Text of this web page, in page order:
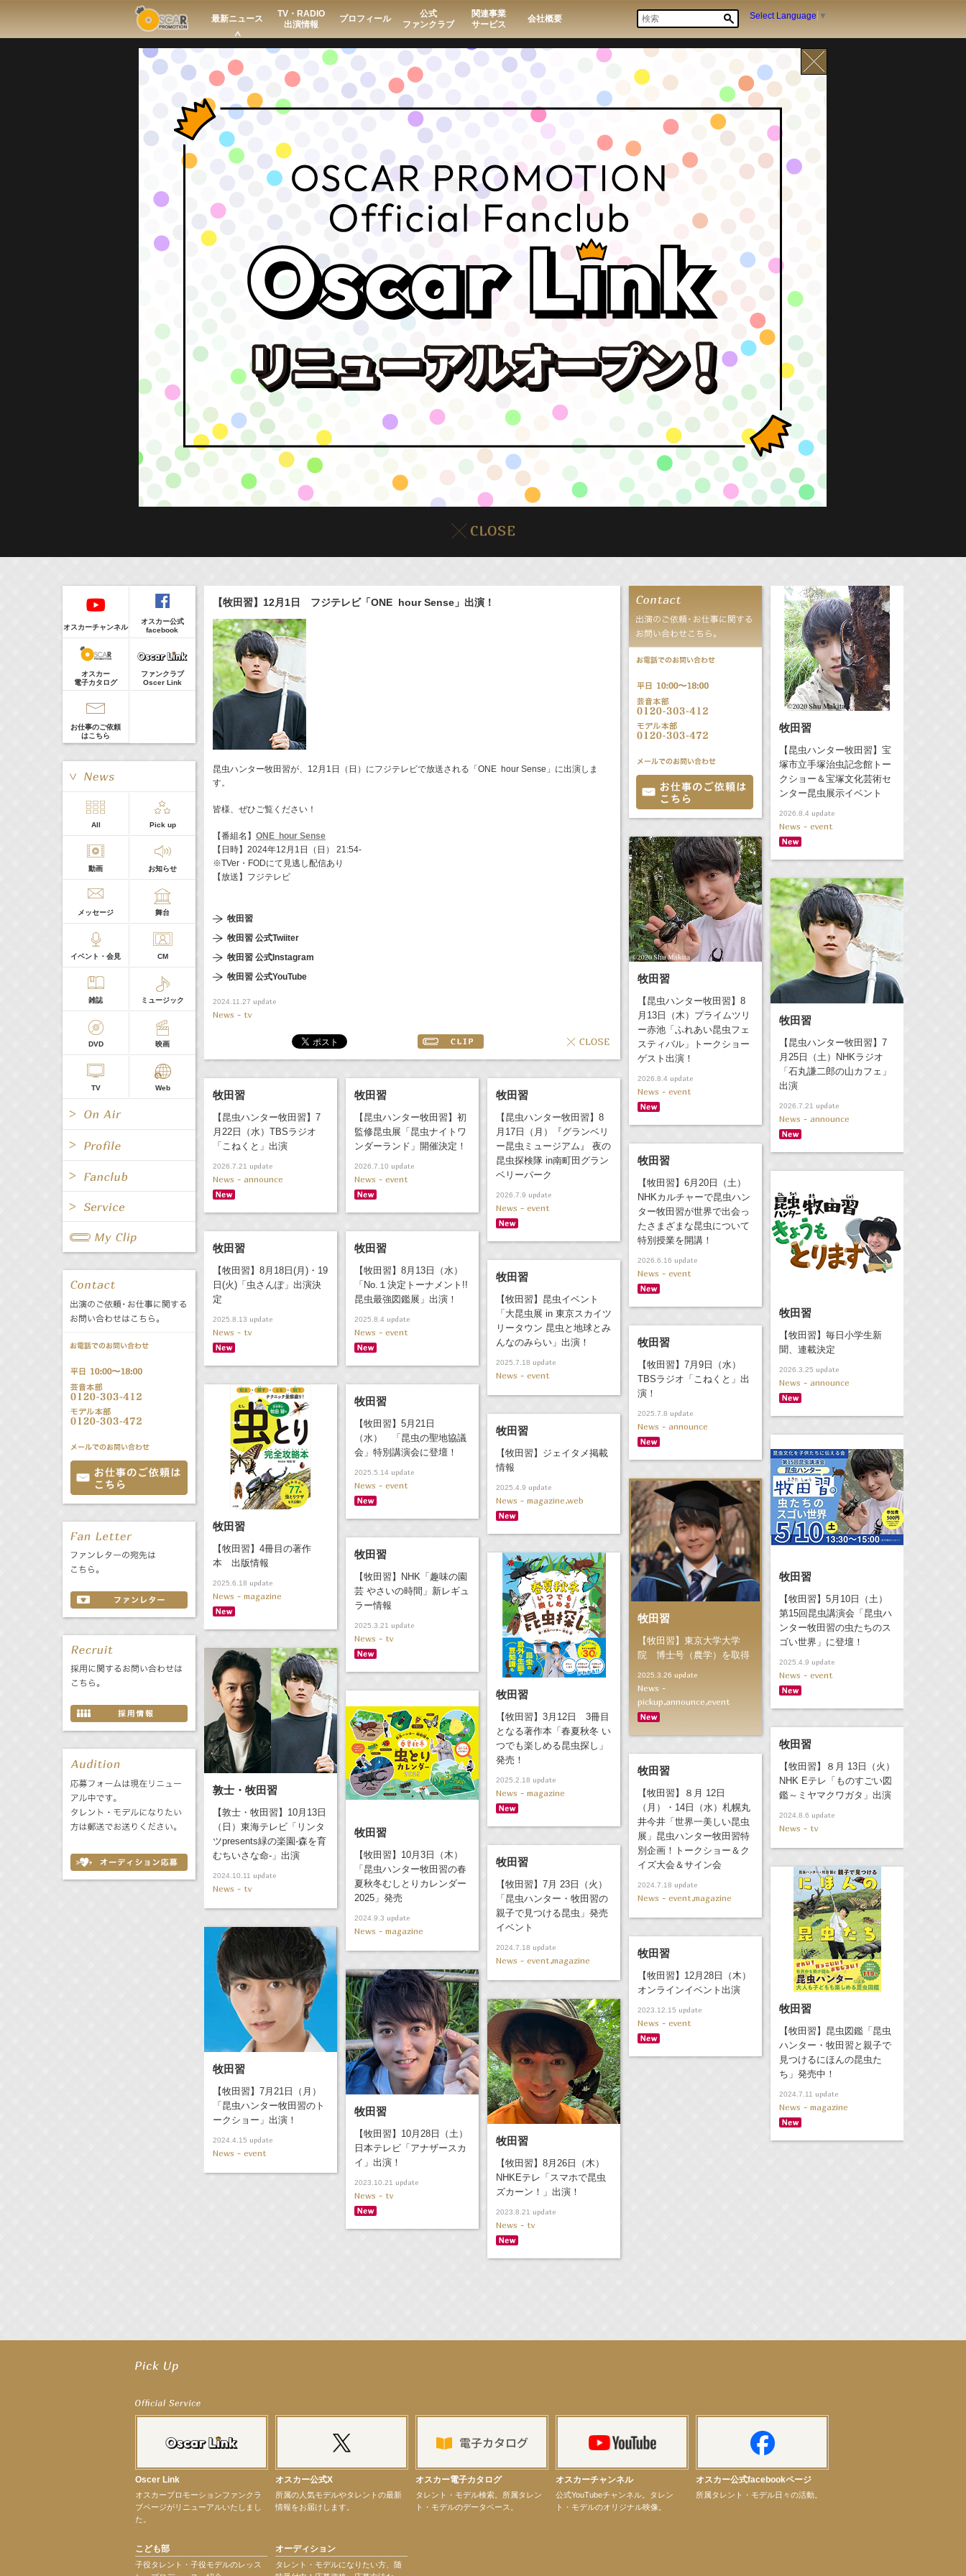
最新ニュース
TV・RADIO
出演情報
プロフィール
公式
ファンクラブ
関連事業
サービス
会社概要 Select Language ▼
8/8(Sat)
イベント
販売情報
17:55-18:00(Radio
ラジオドラマ「一建設presents おうちのはなし」
一泊家族
河北麻友子
宮﨑香蓮
藤田ニコルのニコニチ
> More
【牧田習】12月1日 フジテレビ「ONE hour Sense」出演！
昆虫ハンター牧田習が、12月1日（日）にフジテレビで放送される「ONE hour Sense」に出演しま
す。
皆様、ぜひご覧ください！
【番組名】 ONE hour Sense
【日時】2024年12月1日（日） 21:54-
※TVer・FODにて見逃し配信あり
【放送】フジテレビ
牧田習
牧田習 公式Twiiter
牧田習 公式Instagram
牧田習 公式YouTube
2024.11.27 update
News - tv
牧田習
【昆虫ハンター牧田習】宝
塚市立手塚治虫記念館トー
クショー＆宝塚文化芸術セ
ンター昆虫展示イベント
2026.8.4 update
News - event
牧田習
【昆虫ハンター牧田習】8
月13日（木）プライムツリ
ー赤池「ふれあい昆虫フェ
スティバル」トークショー
ゲスト出演！
2026.8.4 update
News - event
牧田習
【昆虫ハンター牧田習】7
月25日（土）NHKラジオ
「石丸謙二郎の山カフェ」
出演
2026.7.21 update
News - announce
牧田習
【昆虫ハンター牧田習】7
月22日（水）TBSラジオ
「こねくと」出演
2026.7.21 update
News - announce
牧田習
【昆虫ハンター牧田習】初
監修昆虫展「昆虫ナイトワ
ンダーランド」開催決定！
2026.7.10 update
News - event
牧田習
【昆虫ハンター牧田習】8
月17日（月）『グランベリ
ー昆虫ミュージアム』 夜の
昆虫探検隊 in南町田グラン
ベリーパーク
2026.7.9 update
News - event
牧田習
【牧田習】6月20日（土）
NHKカルチャーで昆虫ハン
ター牧田習が世界で出会っ
たさまざまな昆虫について
特別授業を開講！
2026.6.16 update
News - event
牧田習
【牧田習】毎日小学生新
聞、連載決定
2026.3.25 update
News - announce
牧田習
【牧田習】8月18日(月)・19
日(火)「虫さんぽ」出演決
定
2025.8.13 update
News - tv
牧田習
【牧田習】8月13日（水）
「No.１決定トーナメント!!
昆虫最強図鑑展」出演！
2025.8.4 update
News - event
牧田習
【牧田習】昆虫イベント
「大昆虫展 in 東京スカイツ
リータウン 昆虫と地球とみ
んなのみらい」出演！
2025.7.18 update
News - event
牧田習
【牧田習】7月9日（水）
TBSラジオ「こねくと」出
演！
2025.7.8 update
News - announce
牧田習
【牧田習】4冊目の著作
本 出版情報
2025.6.18 update
News - magazine
牧田習
【牧田習】5月21日
（水） 「昆虫の聖地協議
会」特別講演会に登壇！
2025.5.14 update
News - event
牧田習
【牧田習】ジェイタメ掲載
情報
2025.4.9 update
News - magazine,web
牧田習
【牧田習】5月10日（土）
第15回昆虫講演会「昆虫ハ
ンター牧田習の虫たちのス
ゴい世界」に登壇！
2025.4.9 update
News - event
牧田習
【牧田習】東京大学大学
院 博士号（農学）を取得
2025.3.26 update
News -
pickup,announce,event
牧田習
【牧田習】NHK「趣味の園
芸 やさいの時間」新レギュ
ラー情報
2025.3.21 update
News - tv
牧田習
【牧田習】3月12日 3冊目
となる著作本「春夏秋冬 い
つでも楽しめる昆虫探し」
発売！
2025.2.18 update
News - magazine
敦士・牧田習
【敦士・牧田習】10月13日
（日）東海テレビ「リンタ
ツpresents緑の楽園-森を育
むちいさな命-」出演
2024.10.11 update
News - tv
牧田習
【牧田習】10月3日（木）
「昆虫ハンター牧田習の春
夏秋冬むしとりカレンダー
2025」発売
2024.9.3 update
News - magazine
牧田習
【牧田習】８月 13日（火）
NHK Eテレ「ものすごい図
鑑～ミヤマクワガタ」出演
2024.8.6 update
News - tv
牧田習
【牧田習】８月 12日
（月）・14日（水）札幌丸
井今井「世界一美しい昆虫
展」昆虫ハンター牧田習特
別企画！トークショー＆ク
イズ大会＆サイン会
2024.7.18 update
News - event,magazine
牧田習
【牧田習】7月 23日（火）
「昆虫ハンター・牧田習の
親子で見つける昆虫」発売
イベント
2024.7.18 update
News - event,magazine
牧田習
【牧田習】昆虫図鑑「昆虫
ハンター・牧田習と親子で
見つけるにほんの昆虫た
ち」発売中！
2024.7.11 update
News - magazine
牧田習
【牧田習】7月21日（月）
「昆虫ハンター牧田習のト
ークショー」出演！
2024.4.15 update
News - event
牧田習
【牧田習】12月28日（木）
オンラインイベント出演
2023.12.15 update
News - event
牧田習
【牧田習】10月28日（土）
日本テレビ「アナザースカ
イ」出演！
2023.10.21 update
News - tv
牧田習
【牧田習】8月26日（木）
NHKEテレ「スマホで昆虫
ズカーン！」出演！
2023.8.21 update
News - tv
オスカーチャンネル
オスカー公式
facebook
オスカー
電子カタログ
ファンクラブ
Oscer Link
お仕事のご依頼
はこちら
All Pick up
動画 お知らせ
メッセージ 舞台
イベント・会見 CM
雑誌 ミュージック
DVD 映画
TV Web
Radio
Radio
All 女優/タレント
グループ
キャスター/レポーター
バラエティ 声優
文化事業部 クリエイター
誕生日 8/8
あ か
さ
た
な
は
ま
や
ら
わ
All Fanclub Page
All 関連事業
公式サービス
【工藤綾乃】8月7日（金）スタート FOD SHORT『女優は毛穴まで嘘をつく』出演決定！
【笛木優子】8月13日（木）ドラマ『大空港〜GATE24〜』ゲスト出演決定！
【武井咲】ENFÖLD 2026 PF/FW archetypeに登場！
【elfin’】7thシングル『全世界』がFMたいはくでO.A.決定♪
【elfin’】8月16日（日）「全世界」発売記念イベント決定！
【昆虫ハンター牧田習】宝塚市立手塚治虫記念館トークショー＆宝塚文化芸術センター昆虫展示イベント
【昆虫ハンター牧田習】8月13日（木）プライムツリー赤池「ふれあい昆虫フェスティバル」トークショーゲスト出演！
【井頭愛海】『小さなお葬式』TV-CM出演！
【定本楓馬】WEB DIGVII 連載企画『東京23時』に登場！
【上戸彩】「サントリードリームマッチ2026」 始球式
【上戸彩】サントリー「−196」新CM出演！
Oscer Link
オスカープロモーションファンクラ
ブページがリニューアルいたしまし
た。
オスカー公式X
所属の人気モデルやタレントの最新
情報をお届けします。
オスカー電子カタログ
タレント・モデル検索。所属タレン
ト・モデルのデータベース。
オスカーチャンネル
公式YouTubeチャンネル。タレン
ト・モデルのオリジナル映像。
オスカー公式facebookページ
所属タレント・モデル日々の活動。
こども部
子役タレント・子役モデルのレッス
オーディション
タレント・モデルになりたい方、随
Regular
Guest
本日の出演
５０音順
CLIP